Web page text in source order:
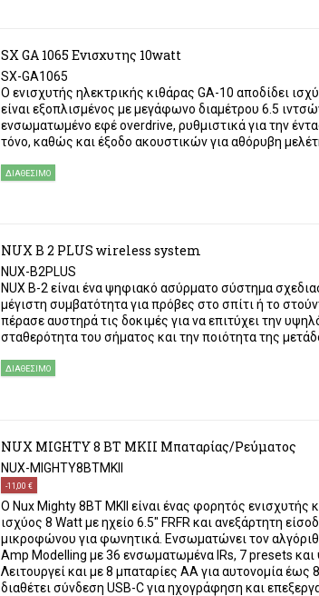
SX GA 1065 Ενισχυτης 10watt
SX-GA1065
Ο ενισχυτής ηλεκτρικής κιθάρας GA-10 αποδίδει
είναι εξοπλισμένος με μεγάφωνο διαμέτρου 6.5
ενσωματωμένο εφέ overdrive, ρυθμιστικά για την
τόνο, καθώς και έξοδο ακουστικών για αθόρυβη
ΔΙΑΘΈΣΙΜΟ
NUX B 2 PLUS wireless system
NUX-B2PLUS
NUX B-2 είναι ένα ψηφιακό ασύρματο σύστημα
μέγιστη συμβατότητα για πρόβες στο σπίτι ή το
πέρασε αυστηρά τις δοκιμές για να επιτύχει την
σταθερότητα του σήματος και την ποιότητα της
ΔΙΑΘΈΣΙΜΟ
NUX MIGHTY 8 BT MKII Μπαταρίας/Ρεύματος
NUX-MIGHTY8BTMKII
-11,00 €
Ο Nux Mighty 8BT MKII είναι ένας φορητός ενισχυτής
ισχύος 8 Watt με ηχείο 6.5" FRFR και ανεξάρτητη
μικροφώνου για φωνητικά. Ενσωματώνει τον
Amp Modelling με 36 ενσωματωμένα IRs, 7 presets και
Λειτουργεί και με 8 μπαταρίες ΑΑ για αυτονομία έως
διαθέτει σύνδεση USB-C για ηχογράφηση και